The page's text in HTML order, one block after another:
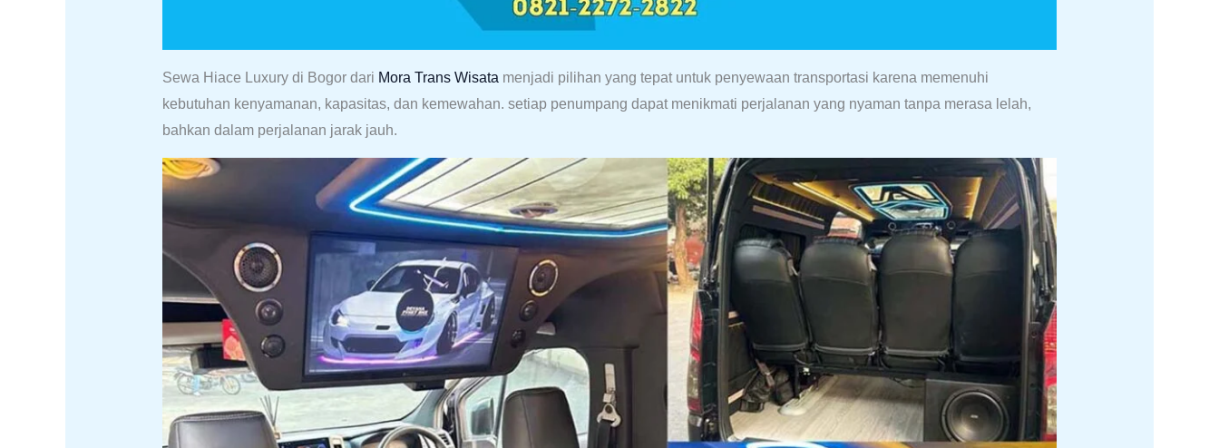
Sewa Hiace Luxury di Bogor dari Mora Trans Wisata menjadi pilihan yang tepat untuk penyewaan transportasi karena memenuhi
kebutuhan kenyamanan, kapasitas, dan kemewahan. setiap penumpang dapat menikmati perjalanan yang nyaman tanpa merasa lelah,
bahkan dalam perjalanan jarak jauh.